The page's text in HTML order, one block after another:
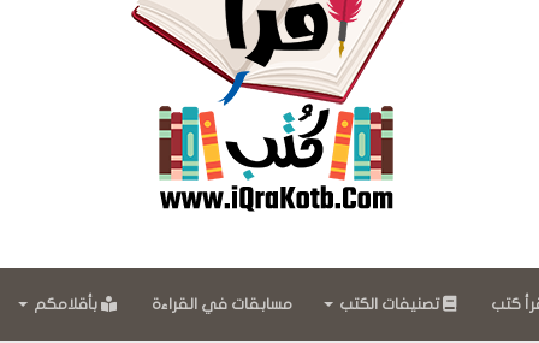
كتب تصنيفات الكتب مسابقات في القراءة بأقلامكم